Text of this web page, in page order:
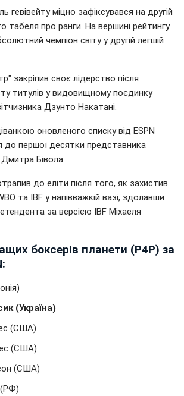
гевівейту міцно зафіксувався на другій
табеля про ранги. На вершині рейтингу
чемпіон світу у другій легшій
закріпив своє лідерство після
титулів у видовищному поєдинку
Дзунто Накатані.
оновленого списку від ESPN
до першої десятки представника
Бівола.
до еліти після того, як захистив
та IBF у напівважкій вазі, здолавши
за версією IBF Міхаеля
боксерів планети (P4P) за
(Україна)
(США)
(США)
(США)
(РФ)